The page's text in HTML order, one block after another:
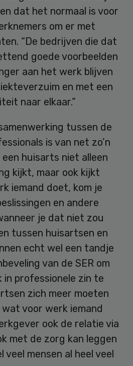
dat het normaal is voor
om er met
“De bedrijven die dat
goede voorbeelden
aan het werk blijven
en met een
naar elkaar.”
tussen de
is van net zo’n
een huisarts niet alleen
kijkt, maar ook kijkt
iemand doet, kom je
en andere
je dat niet zou
tussen huisartsen en
echt wel een tandje
van de SER om
in professionele zin te
zich meer moeten
voor werk iemand
ook de relatie via
met de zorg kan leggen
mensen al heel veel